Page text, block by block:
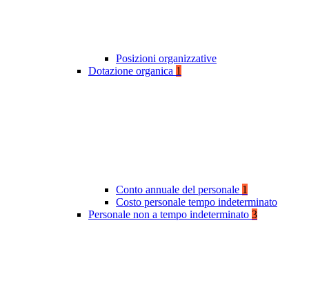
Posizioni organizzative
Dotazione organica 1
Conto annuale del personale 1
Costo personale tempo indeterminato
Personale non a tempo indeterminato 3